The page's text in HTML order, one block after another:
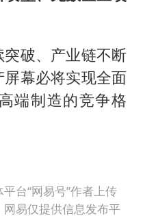
破、产业链不断
幕必将实现全面
端制造的竞争格
台“网易号”作者上传
易仅提供信息发布平